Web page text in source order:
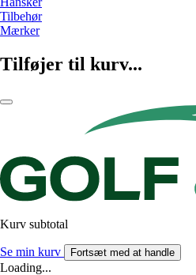
Tilbehør
Mærker
Tilføjer til kurv...
Kurv subtotal
Se min kurv Fortsæt med at handle
Loading...